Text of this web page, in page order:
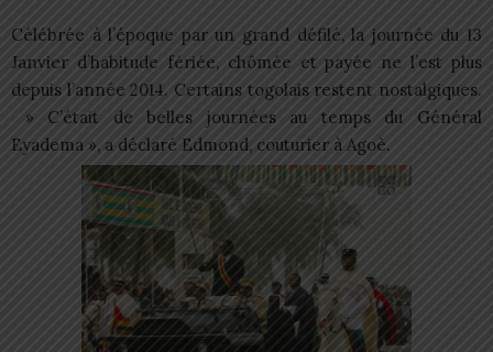
Célébrée à l’époque par un grand défilé, la journée du 13
Janvier d’habitude fériée, chômée et payée ne l’est plus
depuis l’année 2014. Certains togolais restent nostalgiques.
» C’était de belles journées au temps du Général
Eyadema », a déclaré Edmond, couturier à Agoè.